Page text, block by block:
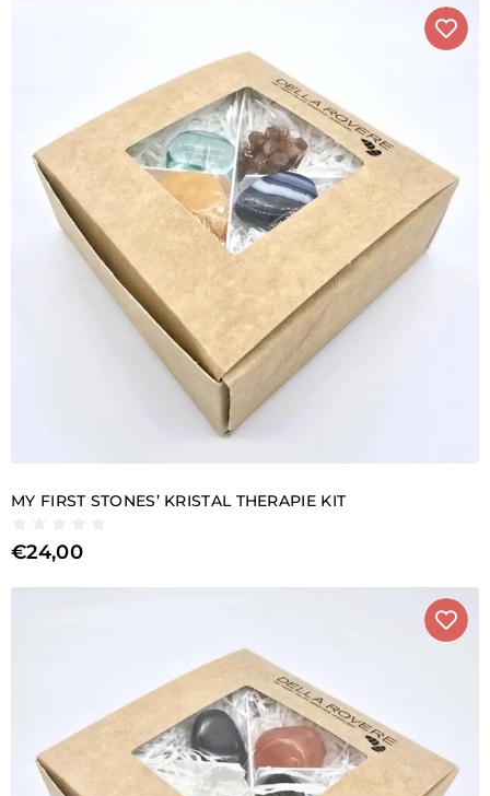
MY FIRST STONES’ KRISTAL THERAPIE KIT
€24,00